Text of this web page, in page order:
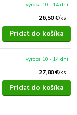
26,50 €/ks
výroba 10 - 14 dní
Pridať do košíka
27,80 €/ks
výroba 10 - 14 dní
Pridať do košíka